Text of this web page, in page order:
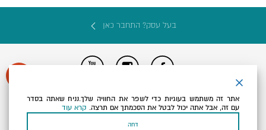
בעל עסק? התחבר כאן
הצהרת נגישות תקנון, תנאי שימוש ומדיניות פרטיות
הגדרות פרטיות
Powered by
כל הזכויות שמורות לארץ ים המלח ©
אתר זה משתמש בעוגיות כדי לשפר את החוויה שלך.נניח שאתה בסדר
עם זה, אבל אתה יכול לבטל את הסכמתך אם תרצה. קרא עוד
דחה